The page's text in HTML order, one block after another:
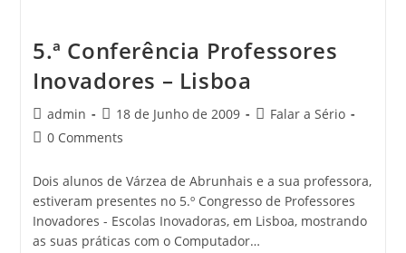
5.ª Conferência Professores
Inovadores – Lisboa
Post
author:
admin
Post
published:
18 de Junho de 2009
PostFalar a Sério
Post0 Comments
Dois alunos de Várzea de Abrunhais e a sua professora,
estiveram presentes no 5.º Congresso de Professores
Inovadores - Escolas Inovadoras, em Lisboa, mostrando
as suas práticas com o Computador…